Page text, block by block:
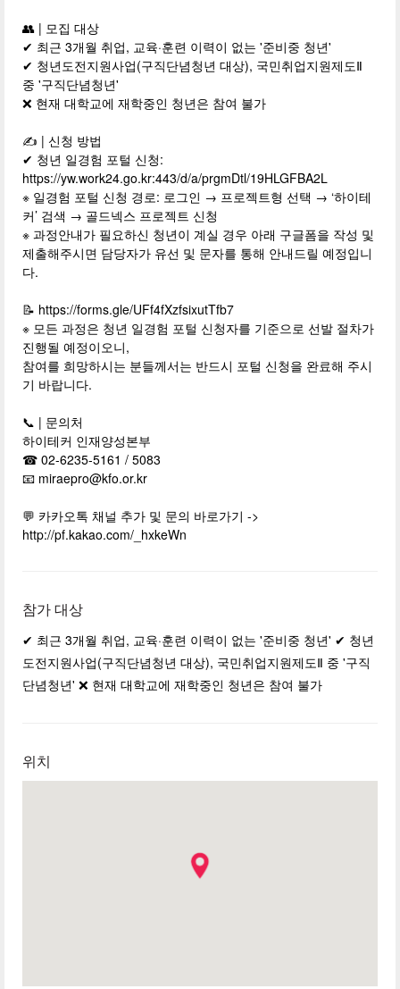
👥 | 모집 대상
✔ 최근 3개월 취업, 교육·훈련 이력이 없는 '준비중 청년'
✔ 청년도전지원사업(구직단념청년 대상), 국민취업지원제도Ⅱ
중 '구직단념청년'
❌ 현재 대학교에 재학중인 청년은 참여 불가
✍️ | 신청 방법
✔ 청년 일경험 포털 신청:
https://yw.work24.go.kr:443/d/a/prgmDtl/19HLGFBA2L
※ 일경험 포털 신청 경로: 로그인 → 프로젝트형 선택 → ‘하이테
커’ 검색 → 골드넥스 프로젝트 신청
※ 과정안내가 필요하신 청년이 계실 경우 아래 구글폼을 작성 및
제출해주시면 담당자가 유선 및 문자를 통해 안내드릴 예정입니
다.
📝 https://forms.gle/UFf4fXzfsixutTfb7
※ 모든 과정은 청년 일경험 포털 신청자를 기준으로 선발 절차가
진행될 예정이오니,
참여를 희망하시는 분들께서는 반드시 포털 신청을 완료해 주시
기 바랍니다.
📞 | 문의처
하이테커 인재양성본부
☎ 02-6235-5161 / 5083
📧 miraepro@kfo.or.kr
💬 카카오톡 채널 추가 및 문의 바로가기 ->
http://pf.kakao.com/_hxkeWn
참가 대상
✔ 최근 3개월 취업, 교육·훈련 이력이 없는 '준비중 청년' ✔ 청년
도전지원사업(구직단념청년 대상), 국민취업지원제도Ⅱ 중 '구직
단념청년' ❌ 현재 대학교에 재학중인 청년은 참여 불가
위치